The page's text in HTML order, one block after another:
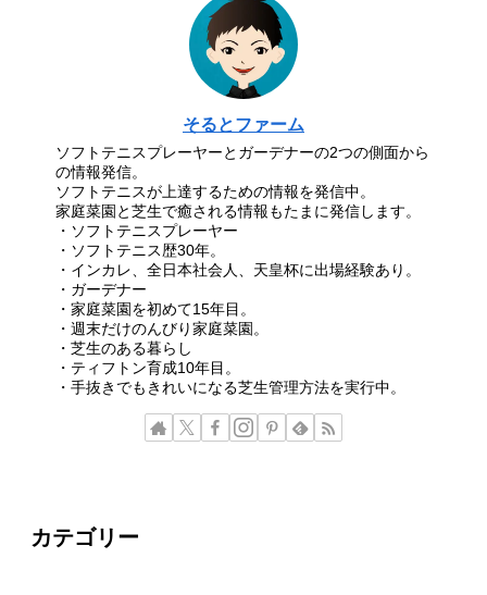
そるとファーム
ソフトテニスプレーヤーとガーデナーの2つの側面から
の情報発信。
ソフトテニスが上達するための情報を発信中。
家庭菜園と芝生で癒される情報もたまに発信します。
・ソフトテニスプレーヤー
・ソフトテニス歴30年。
・インカレ、全日本社会人、天皇杯に出場経験あり。
・ガーデナー
・家庭菜園を初めて15年目。
・週末だけのんびり家庭菜園。
・芝生のある暮らし
・ティフトン育成10年目。
・手抜きでもきれいになる芝生管理方法を実行中。
カテゴリー